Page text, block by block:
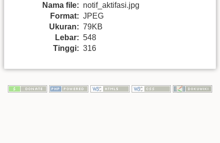
Nama file: notif_aktifasi.jpg
Format: JPEG
Ukuran: 79KB
Lebar: 548
Tinggi: 316